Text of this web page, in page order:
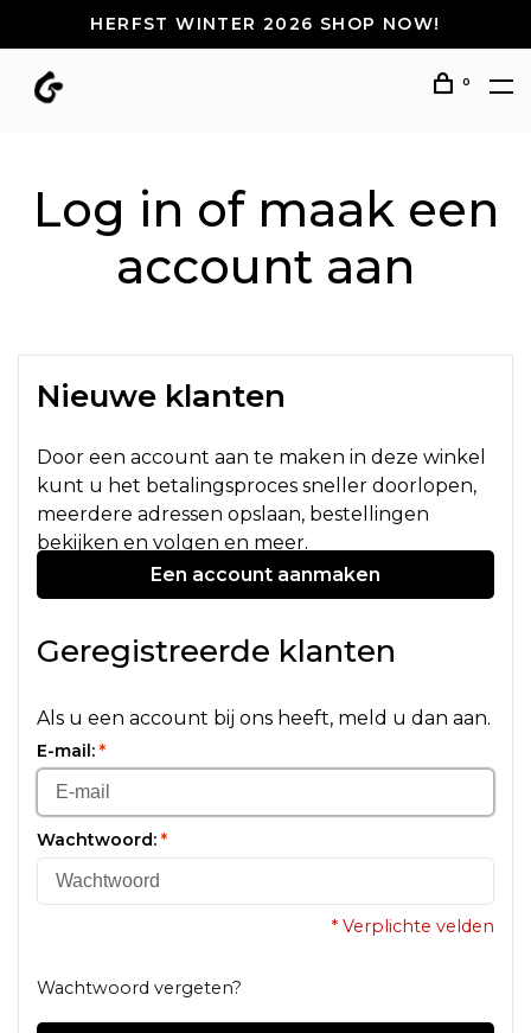
HERFST WINTER 2026 SHOP NOW!
0
Log in of maak een
account aan
Nieuwe klanten
Door een account aan te maken in deze winkel
kunt u het betalingsproces sneller doorlopen,
meerdere adressen opslaan, bestellingen
bekijken en volgen en meer.
Een account aanmaken
Geregistreerde klanten
Als u een account bij ons heeft, meld u dan aan.
E-mail: *
Wachtwoord: *
* Verplichte velden
Wachtwoord vergeten?